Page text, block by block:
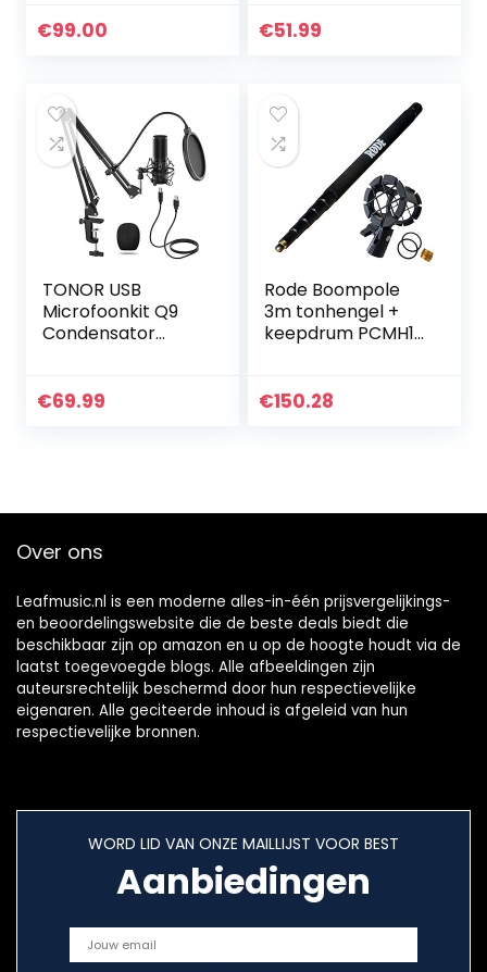
gratis software
€99.00
35 verstelbare
€51.99
TONOR USB
Microfoonkit Q9
Condensator
Microfoon voor
€69.99
Rode Boompole
3m tonhengel +
keepdrum PCMH1
€150.28
Over ons
Leafmusic.nl is een moderne alles-in-één prijsvergelijkings-
en beoordelingswebsite die de beste deals biedt die
beschikbaar zijn op amazon en u op de hoogte houdt via de
laatst toegevoegde blogs. Alle afbeeldingen zijn
auteursrechtelijk beschermd door hun respectievelijke
eigenaren. Alle geciteerde inhoud is afgeleid van hun
respectievelijke bronnen.
WORD LID VAN ONZE MAILLIJST VOOR BEST
Aanbiedingen